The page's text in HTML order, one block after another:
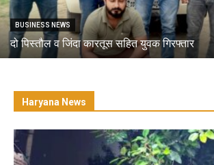
BUSINESS NEWS
दो पिस्तौल व जिंदा कारतूस सहित युवक गिरफ्तार
Haryana News